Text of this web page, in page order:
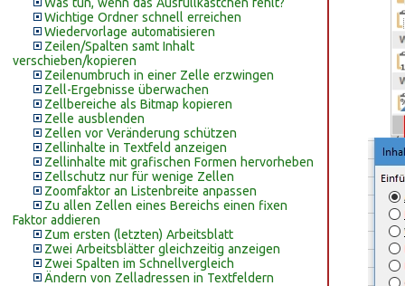
Wichtige Ordner schnell erreichen
Wiedervorlage automatisieren
Zeilen/Spalten samt Inhalt
verschieben/kopieren
Zeilenumbruch in einer Zelle erzwingen
Zell-Ergebnisse überwachen
Zellbereiche als Bitmap kopieren
Zelle ausblenden
Zellen vor Veränderung schützen
Zellinhalte in Textfeld anzeigen
Zellinhalte mit grafischen Formen hervorheben
Zellschutz nur für wenige Zellen
Zoomfaktor an Listenbreite anpassen
Zu allen Zellen eines Bereichs einen fixen
Faktor addieren
Zum ersten (letzten) Arbeitsblatt
Zwei Arbeitsblätter gleichzeitig anzeigen
Zwei Spalten im Schnellvergleich
Ändern von Zelladressen in Textfeldern